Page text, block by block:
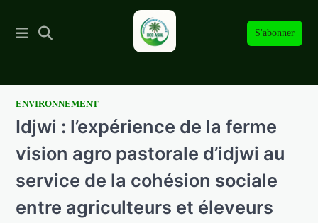
S'abonner
Skip
content
ENVIRONNEMENT
Idjwi : l’expérience de la ferme
vision agro pastorale d’idjwi au
service de la cohésion sociale
entre agriculteurs et éleveurs